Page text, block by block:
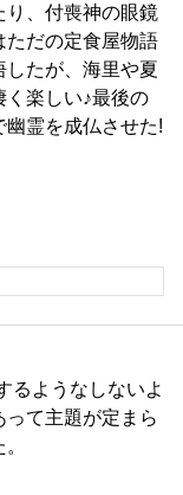
り、付喪神の眼鏡
ただの定食屋物語
たが、海里や夏
く楽しい♪最後の
霊を成仏させた!
るようなしないよ
て主題が定まら